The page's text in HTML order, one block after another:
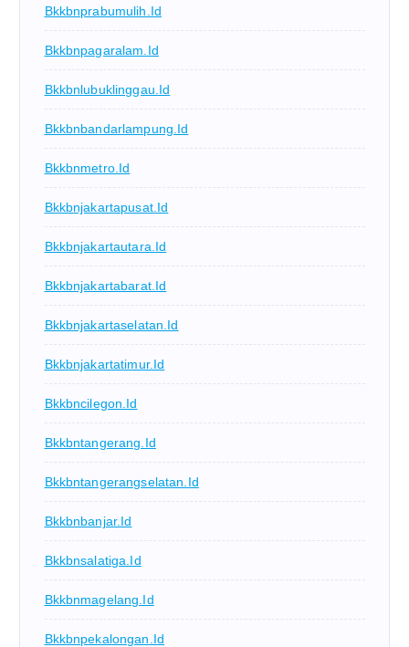
Bkkbnprabumulih.id
Bkkbnpagaralam.id
Bkkbnlubuklinggau.id
Bkkbnbandarlampung.id
Bkkbnmetro.id
Bkkbnjakartapusat.id
Bkkbnjakartautara.id
Bkkbnjakartabarat.id
Bkkbnjakartaselatan.id
Bkkbnjakartatimur.id
Bkkbncilegon.id
Bkkbntangerang.id
Bkkbntangerangselatan.id
Bkkbnbanjar.id
Bkkbnsalatiga.id
Bkkbnmagelang.id
Bkkbnpekalongan.id